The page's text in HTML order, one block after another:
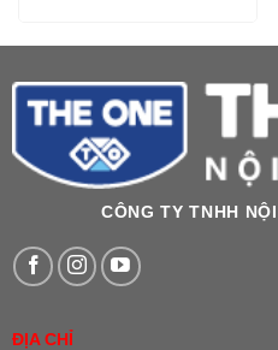
CÔNG TY TNHH
ĐỊA CHỈ